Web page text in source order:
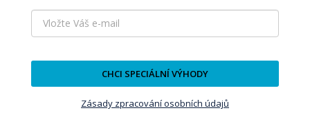
CHCI SPECIÁLNÍ VÝHODY
Zásady zpracování osobních údajů